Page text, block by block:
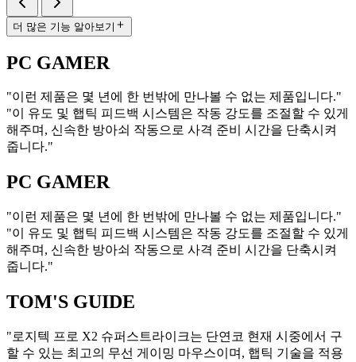
더 많은 기능 알아보기
PC GAMER
"이런 제품은 몇 년에 한 번밖에 만나볼 수 없는 제품입니다."
"이 유도 및 햅틱 피드백 시스템은 작동 강도를 조절할 수 있게
해주며, 신속한 방아쇠 작동으로 사격 준비 시간을 단축시켜
줍니다."
PC GAMER
"이런 제품은 몇 년에 한 번밖에 만나볼 수 없는 제품입니다."
"이 유도 및 햅틱 피드백 시스템은 작동 강도를 조절할 수 있게
해주며, 신속한 방아쇠 작동으로 사격 준비 시간을 단축시켜
줍니다."
TOM'S GUIDE
"로지텍 프로 X2 슈퍼스트라이크는 단연코 현재 시중에서 구
할 수 있는 최고의 무선 게이밍 마우스이며, 햅틱 기술을 적용